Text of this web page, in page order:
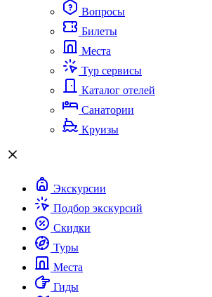
Вопросы
Билеты
Места
Тур сервисы
Каталог отелей
Санатории
Круизы
Экскурсии
Подбор экскурсий
Скидки
Туры
Места
Гиды